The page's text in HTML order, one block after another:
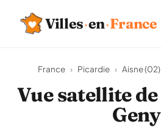
Villes·en·France
France › Picardie › Aisne (02)
Vue satellite
Geny